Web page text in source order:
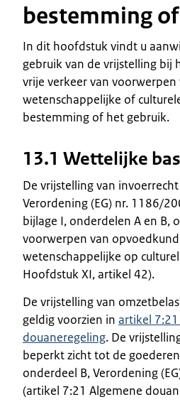
bestemming
In dit hoofdstuk vindt u
gebruik van de vrijstelling bij
vrije verkeer van
wetenschappelijke of
bestemming of het gebruik.
13.1 Wettelijke
De vrijstelling van
Verordening (EG) nr. 1186/
bijlage I, onderdelen A en B,
voorwerpen van
wetenschappelijke op
Hoofdstuk XI, artikel 42).
De vrijstelling van
geldig voorzien in artikel
douaneregeling. De
beperkt zicht tot de
onderdeel B, Verordening
(artikel 7:21 Algemene